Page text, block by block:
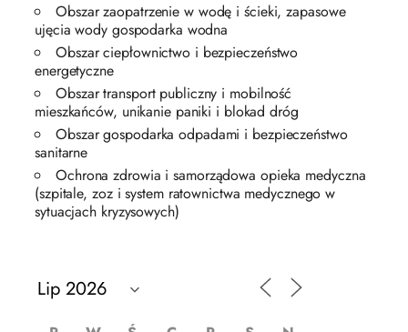
Obszar zaopatrzenie w wodę i ścieki, zapasowe
ujęcia wody gospodarka wodna
Obszar ciepłownictwo i bezpieczeństwo
energetyczne
Obszar transport publiczny i mobilność
mieszkańców, unikanie paniki i blokad dróg
Obszar gospodarka odpadami i bezpieczeństwo
sanitarne
Ochrona zdrowia i samorządowa opieka medyczna
(szpitale, zoz i system ratownictwa medycznego w
sytuacjach kryzysowych)